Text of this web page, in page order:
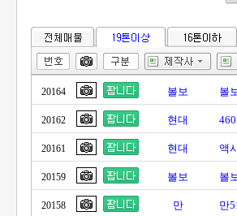
20164 볼보 볼
20162 현대
20161 현대 액
20159 볼보 볼
20158 만 만